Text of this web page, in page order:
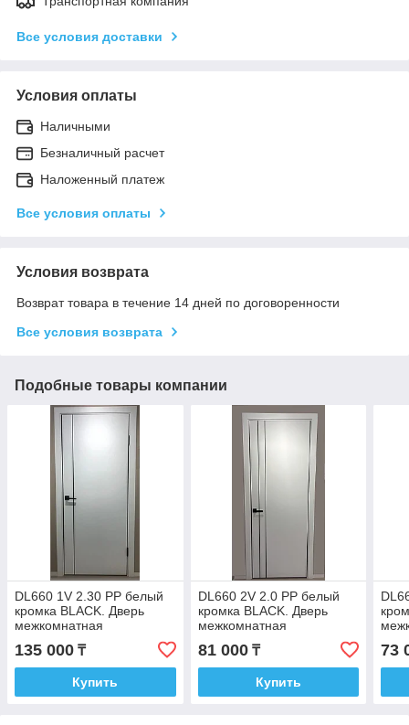
Все условия доставки
Условия оплаты
Наличными
Безналичный расчет
Наложенный платеж
Все условия оплаты
Условия возврата
Возврат товара в течение 14 дней по договоренности
Все условия возврата
Подобные товары компании
DL660 1V 2.30 PP белый
кромка BLACK. Дверь
межкомнатная
135 000 ₸
Купить
DL660 2V 2.0 PP белый
кромка BLACK. Дверь
межкомнатная
81 000₸
Купить
73